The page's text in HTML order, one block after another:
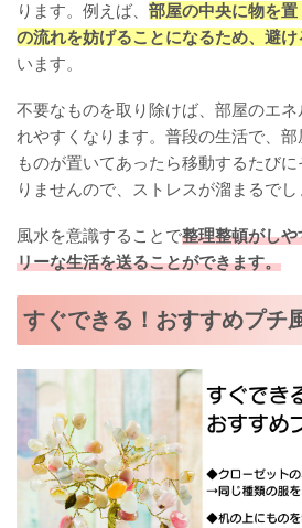
ります。例えば、 部屋の中央に物を
の流れを妨げることになるため、避け
います。
不要なものを取り除けば、部屋のエ
れやすくなります。普段の生活で、
ものが置いてあったら移動するたび
りませんので、ストレスが溜まるでし
風水を意識することで整理整頓がし
リーな生活を送ることができます。
すぐできる！おすすめプチ